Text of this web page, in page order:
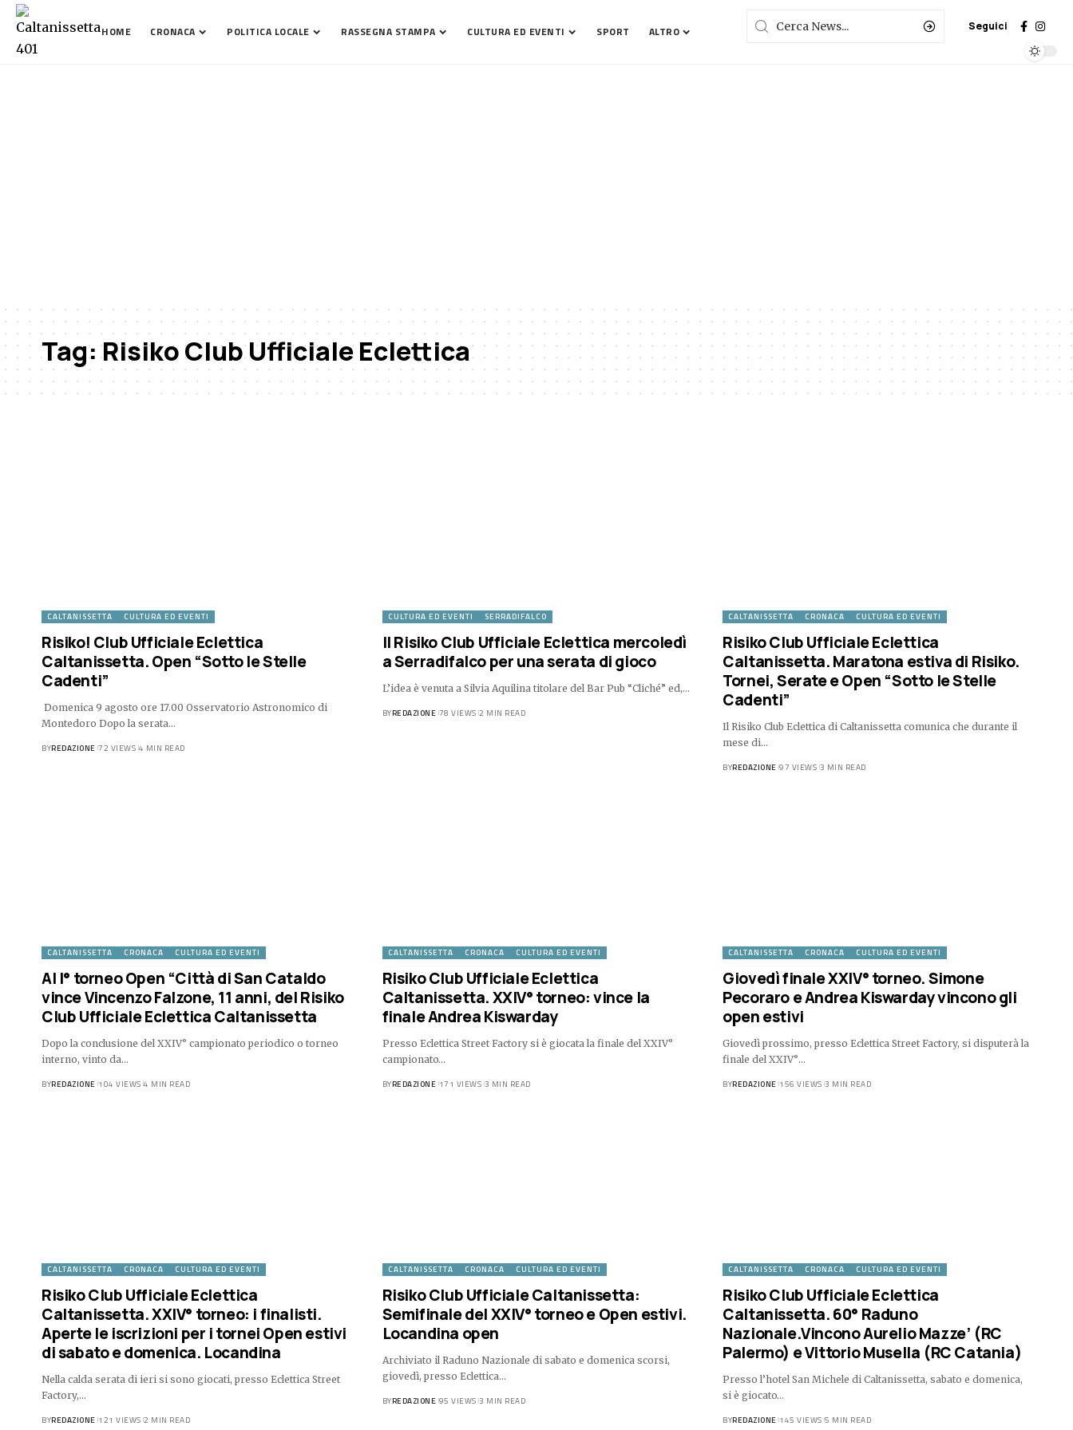
HOME CRONACA POLITICA LOCALE RASSEGNA STAMPA CULTURA ED EVENTI SPORT ALTRO Seguici
Tag:Risiko Club Ufficiale Eclettica
CALTANISSETTA CULTURA ED EVENTI
Risiko! Club Ufficiale Eclettica
Caltanissetta. Open “Sotto le Stelle
Cadenti”
Domenica 9 agosto ore 17.00 Osservatorio Astronomico di
Montedoro Dopo la serata…
BYREDAZIONE 72 VIEWS 4 MIN READ
CULTURA ED EVENTI SERRADIFALCO
Il Risiko Club Ufficiale Eclettica mercoledì
a Serradifalco per una serata di gioco
L’idea è venuta a Silvia Aquilina titolare del Bar Pub “Cliché” ed,…
BYREDAZIONE 78 VIEWS 2 MIN READ
CALTANISSETTA CRONACA CULTURA ED EVENTI
Risiko Club Ufficiale Eclettica
Caltanissetta. Maratona estiva di Risiko.
Tornei, Serate e Open “Sotto le Stelle
Cadenti”
Il Risiko Club Eclettica di Caltanissetta comunica che durante il
mese di…
BYREDAZIONE 97 VIEWS 3 MIN READ
CALTANISSETTA CRONACA CULTURA ED EVENTI
Al I° torneo Open “Città di San Cataldo
vince Vincenzo Falzone, 11 anni, del Risiko
Club Ufficiale Eclettica Caltanissetta
Dopo la conclusione del XXIV° campionato periodico o torneo
interno, vinto da…
BYREDAZIONE 104 VIEWS 4 MIN READ
CALTANISSETTA CRONACA CULTURA ED EVENTI
Risiko Club Ufficiale Eclettica
Caltanissetta. XXIV° torneo: vince la
finale Andrea Kiswarday
Presso Eclettica Street Factory si è giocata la finale del XXIV°
campionato…
BYREDAZIONE 171 VIEWS 3 MIN READ
CALTANISSETTA CRONACA CULTURA ED EVENTI
Giovedì finale XXIV° torneo. Simone
Pecoraro e Andrea Kiswarday vincono gli
open estivi
Giovedì prossimo, presso Eclettica Street Factory, si disputerà la
finale del XXIV°…
BYREDAZIONE 156 VIEWS 3 MIN READ
CALTANISSETTA CRONACA CULTURA ED EVENTI
Risiko Club Ufficiale Eclettica
Caltanissetta. XXIV° torneo: i finalisti.
Aperte le iscrizioni per i tornei Open estivi
di sabato e domenica. Locandina
Nella calda serata di ieri si sono giocati, presso Eclettica Street
Factory,…
BYREDAZIONE 121 VIEWS 2 MIN READ
CALTANISSETTA CRONACA CULTURA ED EVENTI
Risiko Club Ufficiale Caltanissetta:
Semifinale del XXIV° torneo e Open estivi.
Locandina open
Archiviato il Raduno Nazionale di sabato e domenica scorsi,
giovedì, presso Eclettica…
BYREDAZIONE 95 VIEWS 3 MIN READ
CALTANISSETTA CRONACA CULTURA ED EVENTI
Risiko Club Ufficiale Eclettica
Caltanissetta. 60° Raduno
Nazionale.Vincono Aurelio Mazze’ (RC
Palermo) e Vittorio Musella (RC Catania)
Presso l’hotel San Michele di Caltanissetta, sabato e domenica,
si è giocato…
BYREDAZIONE 145 VIEWS 5 MIN READ